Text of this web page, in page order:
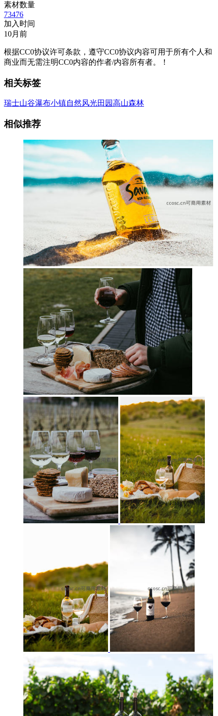
素材数量
73476
加入时间
10月前
根据CC0协议许可条款，遵守CC0协议内容可用于所有个人和
商业而无需注明CC0内容的作者/内容所有者。！
相关标签
瑞士山谷瀑布小镇自然风光田园高山森林
相似推荐